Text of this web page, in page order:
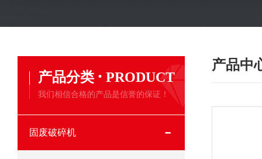
产品分类 · PRODUCT
我们相信合格的产品是信誉的保证！
固废破碎机
产品中